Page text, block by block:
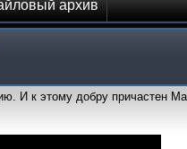
архив
И к этому добру причастен